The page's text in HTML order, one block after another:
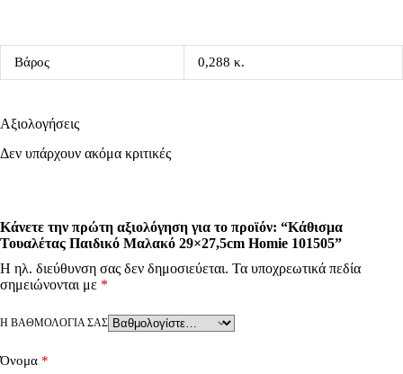
Βάρος 0,288 κ.
Αξιολογήσεις
Δεν υπάρχουν ακόμα κριτικές
Κάνετε την πρώτη αξιολόγηση για το προϊόν: “Κάθισμα
Τουαλέτας Παιδικό Μαλακό 29×27,5cm Homie 101505”
Η ηλ. διεύθυνση σας δεν δημοσιεύεται. Τα υποχρεωτικά πεδία
σημειώνονται με *
Η ΒΑΘΜΟΛΟΓΊΑ ΣΑΣ
Όνομα *